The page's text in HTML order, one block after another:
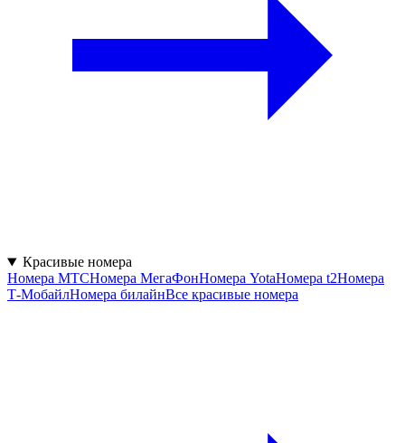
Красивые номера
Номера МТСНомера МегаФонНомера YotaНомера t2Номера
Т‑МобайлНомера билайнВсе красивые номера